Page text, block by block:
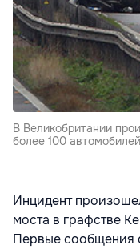
В Великобритании
более 100
Инцидент
моста в графстве
Первые сообщения